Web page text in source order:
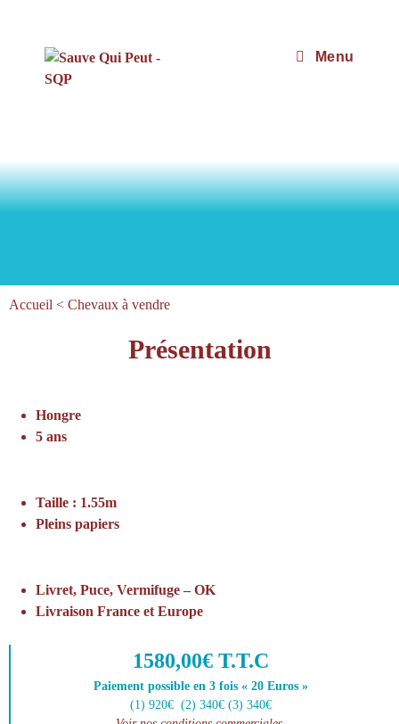
Menu
Accueil < Chevaux à vendre
Présentation
Hongre
5 ans
Taille : 1.55m
Pleins papiers
Livret, Puce, Vermifuge – OK
Livraison France et Europe
1580,00€ T.T.C
Paiement possible en 3 fois « 20 Euros »
(1) 920€ (2) 340€ (3) 340€